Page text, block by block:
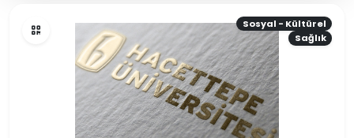
Sosyal - Kültürel
Sağlık